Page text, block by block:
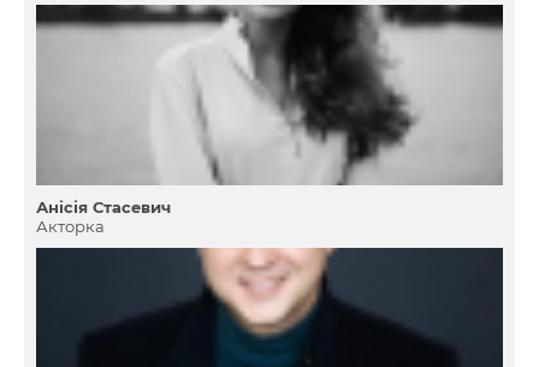
Анісія Стасевич
Акторка